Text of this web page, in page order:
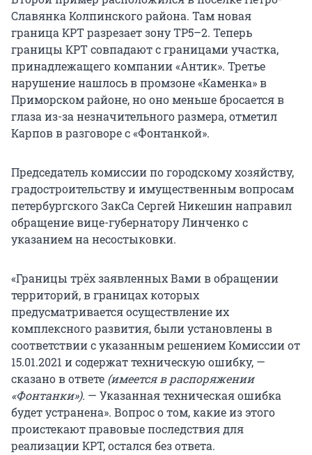
Славянка Колпинского района. Там новая
граница КРТ разрезает зону ТР5–2. Теперь
границы КРТ совпадают с границами участка,
принадлежащего компании «Антик». Третье
нарушение нашлось в промзоне «Каменка» в
Приморском районе, но оно меньше бросается в
глаза из-за незначительного размера, отметил
Карпов в разговоре с «Фонтанкой».
Председатель комиссии по городскому хозяйству,
градостроительству и имущественным вопросам
петербургского ЗакСа Сергей Никешин направил
обращение вице-губернатору Линченко с
указанием на несостыковки.
«Границы трёх заявленных Вами в обращении
территорий, в границах которых
предусматривается осуществление их
комплексного развития, были установлены в
соответствии с указанным решением Комиссии от
15.01.2021 и содержат техническую ошибку, —
сказано в ответе (имеется в распоряжении
«Фонтанки»). — Указанная техническая ошибка
будет устранена». Вопрос о том, какие из этого
проистекают правовые последствия для
реализации КРТ, остался без ответа.